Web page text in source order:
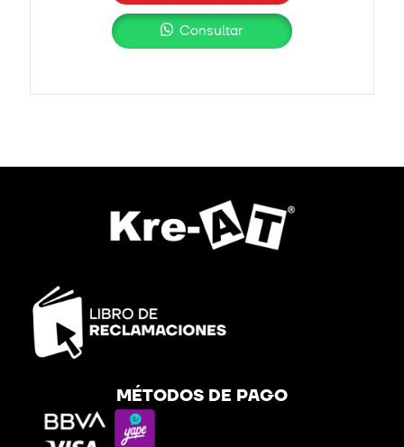
Consultar
MÉTODOS DE PAGO